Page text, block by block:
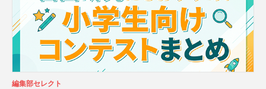
編集部セレクト